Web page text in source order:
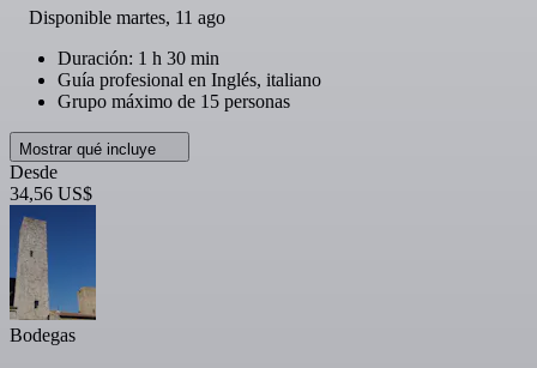
Disponible martes, 11 ago
Duración: 1 h 30 min
Guía profesional en Inglés, italiano
Grupo máximo de 15 personas
Mostrar qué incluye
Desde
34,56 US$
Bodegas